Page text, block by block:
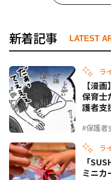
新着記事 LATEST
ラ
#保護者
【漫
保育士
護者支
ラ
「
ミニカ